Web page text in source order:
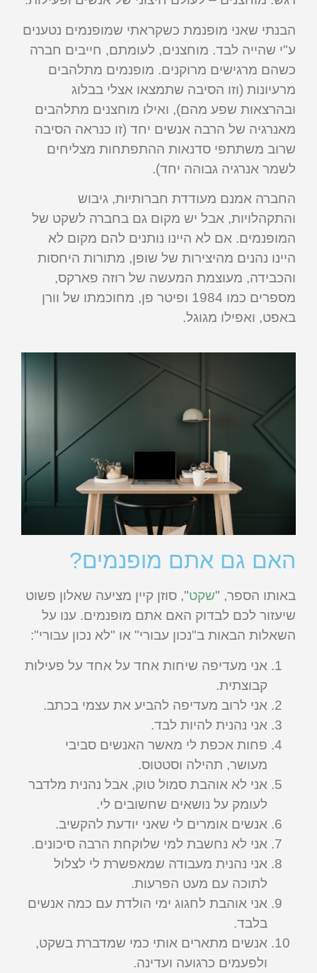
הבנתי שאני מופנמת כשקראתי שמופנמים נטענים
ע"י שהייה לבד. מוחצנים, לעומתם, חייבים חברה
כשהם מרגישים מרוקנים. מופנמים מתלהבים
מרעיונות (וזו הסיבה שתמצאו אצלי בבלוג
ובהרצאות שפע מהם), ואילו מוחצנים מתלהבים
מאנרגיה של הרבה אנשים יחד (זו כנראה הסיבה
שרוב משתתפי סדנאות ההתפתחות מצליחים
לשמר אנרגיה גבוהה יחד).
החברה אמנם מעודדת חברותיות, גיבוש
והתקהלויות, אבל יש מקום גם בחברה לשקט של
המופנמים. אם לא היינו נותנים להם מקום לא
היינו נהנים מהיצירות של שופן, מתורות היחסות
והכבידה, מעוצמת המעשה של רוזה פארקס,
מספרים כמו 1984 ופיטר פן, מחוכמתו של וורן
באפט, ואפילו מגוגל.
האם גם אתם מופנמים?
באותו הספר, "שקט", סוזן קיין מציעה שאלון פשוט
שיעזור לכם לבדוק האם אתם מופנמים. ענו על
השאלות הבאות ב"נכון עבורי" או "לא נכון עבורי":
אני מעדיפה שיחות אחד על אחד על פעילות
קבוצתית.
אני לרוב מעדיפה להביע את עצמי בכתב.
אני נהנית להיות לבד.
פחות אכפת לי מאשר האנשים סביבי
מעושר, תהילה וסטטוס.
אני לא אוהבת סמול טוק, אבל נהנית מלדבר
לעומק על נושאים שחשובים לי.
אנשים אומרים לי שאני יודעת להקשיב.
אני לא נחשבת למי שלוקחת הרבה סיכונים.
אני נהנית מעבודה שמאפשרת לי לצלול
לתוכה עם מעט הפרעות.
אני אוהבת לחגוג ימי הולדת עם כמה אנשים
בלבד.
אנשים מתארים אותי כמי שמדברת בשקט,
ולפעמים כרגועה ועדינה.